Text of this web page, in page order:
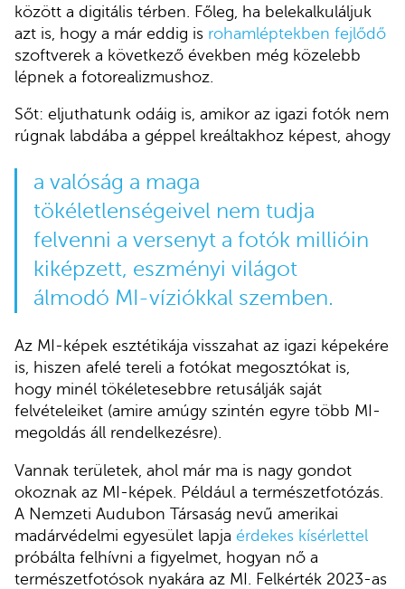
között a digitális térben. Főleg, ha belekalkuláljuk
azt is, hogy a már eddig is rohamléptekben fejlődő
szoftverek a következő években még közelebb
lépnek a fotorealizmushoz.
Sőt: eljuthatunk odáig is, amikor az igazi fotók nem
rúgnak labdába a géppel kreáltakhoz képest, ahogy
a valóság a maga
tökéletlenségeivel nem tudja
felvenni a versenyt a fotók millióin
kiképzett, eszményi világot
álmodó MI-víziókkal szemben.
Az MI-képek esztétikája visszahat az igazi képekére
is, hiszen afelé tereli a fotókat megosztókat is,
hogy minél tökéletesebbre retusálják saját
felvételeiket (amire amúgy szintén egyre több MI-
megoldás áll rendelkezésre).
Vannak területek, ahol már ma is nagy gondot
okoznak az MI-képek. Például a természetfotózás.
A Nemzeti Audubon Társaság nevű amerikai
madárvédelmi egyesület lapja érdekes kísérlettel
próbálta felhívni a figyelmet, hogyan nő a
természetfotósok nyakára az MI. Felkérték 2023-as